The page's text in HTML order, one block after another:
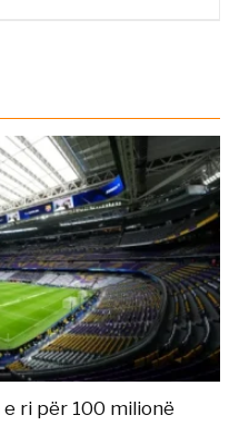
ri për 100 milionë